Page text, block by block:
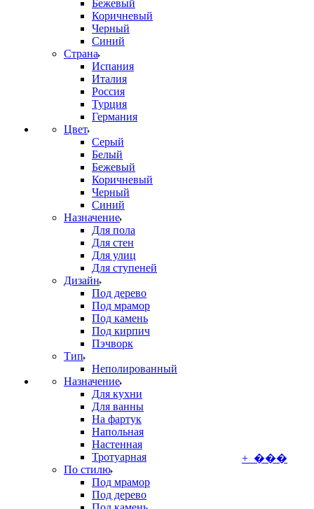
Бежевый
Коричневый
Черный
Синий
Страна
Испания
Италия
Россия
Турция
Германия
Цвет
Серый
Белый
Бежевый
Коричневый
Черный
Синий
Назначение
Для пола
Для стен
Для улиц
Для ступеней
Дизайн
Под дерево
Под мрамор
Под камень
Под кирпич
Пэчворк
Тип
Неполированный
Назначение
Для кухни
Для ванны
На фартук
Напольная
Настенная
Тротуарная
По стилю
Под мрамор
Под дерево
+ ���